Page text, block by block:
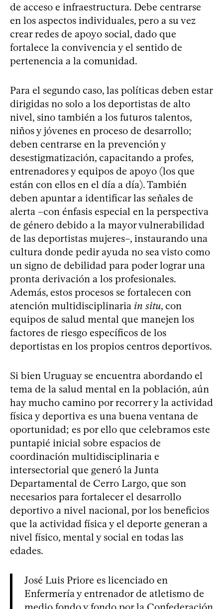
de acceso e infraestructura. Debe centrarse
en los aspectos individuales, pero a su vez
crear redes de apoyo social, dado que
fortalece la convivencia y el sentido de
pertenencia a la comunidad.
Para el segundo caso, las políticas deben estar
dirigidas no solo a los deportistas de alto
nivel, sino también a los futuros talentos,
niños y jóvenes en proceso de desarrollo;
deben centrarse en la prevención y
desestigmatización, capacitando a profes,
entrenadores y equipos de apoyo (los que
están con ellos en el día a día). También
deben apuntar a identificar las señales de
alerta –con énfasis especial en la perspectiva
de género debido a la mayor vulnerabilidad
de las deportistas mujeres–, instaurando una
cultura donde pedir ayuda no sea visto como
un signo de debilidad para poder lograr una
pronta derivación a los profesionales.
Además, estos procesos se fortalecen con
atención multidisciplinaria in situ, con
equipos de salud mental que manejen los
factores de riesgo específicos de los
deportistas en los propios centros deportivos.
Si bien Uruguay se encuentra abordando el
tema de la salud mental en la población, aún
hay mucho camino por recorrer y la actividad
física y deportiva es una buena ventana de
oportunidad; es por ello que celebramos este
puntapié inicial sobre espacios de
coordinación multidisciplinaria e
intersectorial que generó la Junta
Departamental de Cerro Largo, que son
necesarios para fortalecer el desarrollo
deportivo a nivel nacional, por los beneficios
que la actividad física y el deporte generan a
nivel físico, mental y social en todas las
edades.
José Luis Priore es licenciado en
Enfermería y entrenador de atletismo de